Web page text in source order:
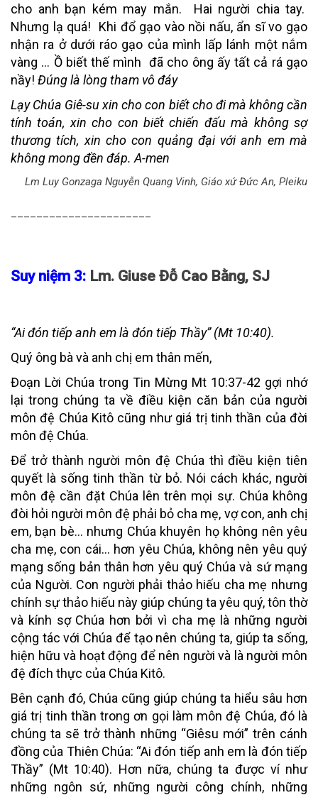
cho anh bạn kém may mắn. Hai người chia tay.
Nhưng lạ quá! Khi đổ gạo vào nồi nấu, ẩn sĩ vo gạo
nhận ra ở dưới ráo gạo của mình lấp lánh một nắm
vàng … Ồ biết thế mình đã cho ông ấy tất cả rá gạo
nầy! Đúng là lòng tham vô đáy
Lạy Chúa Giê-su xin cho con biết cho đi mà không cần
tính toán, xin cho con biết chiến đấu mà không sợ
thương tích, xin cho con quảng đại với anh em mà
không mong đền đáp. A-men
Lm Luy Gonzaga Nguyễn Quang Vinh, Giáo xứ Đức An, Pleiku
Suy niệm 3: Lm. Giuse Đỗ Cao Bằng, SJ
“Ai đón tiếp anh em là đón tiếp Thầy” (Mt 10:40).
Quý ông bà và anh chị em thân mến,
Đoạn Lời Chúa trong Tin Mừng Mt 10:37-42 gợi nhớ
lại trong chúng ta về điều kiện căn bản của người
môn đệ Chúa Kitô cũng như giá trị tinh thần của đời
môn đệ Chúa.
Để trở thành người môn đệ Chúa thì điều kiện tiên
quyết là sống tinh thần từ bỏ. Nói cách khác, người
môn đệ cần đặt Chúa lên trên mọi sự. Chúa không
đòi hỏi người môn đệ phải bỏ cha mẹ, vợ con, anh chị
em, bạn bè… nhưng Chúa khuyên họ không nên yêu
cha mẹ, con cái… hơn yêu Chúa, không nên yêu quý
mạng sống bản thân hơn yêu quý Chúa và sứ mạng
của Người. Con người phải thảo hiếu cha mẹ nhưng
chính sự thảo hiếu này giúp chúng ta yêu quý, tôn thờ
và kính sợ Chúa hơn bởi vì cha mẹ là những người
cộng tác với Chúa để tạo nên chúng ta, giúp ta sống,
hiện hữu và hoạt động để nên người và là người môn
đệ đích thực của Chúa Kitô.
Bên cạnh đó, Chúa cũng giúp chúng ta hiểu sâu hơn
giá trị tinh thần trong ơn gọi làm môn đệ Chúa, đó là
chúng ta sẽ trở thành những “Giêsu mới” trên cánh
đồng của Thiên Chúa: “Ai đón tiếp anh em là đón tiếp
Thầy” (Mt 10:40). Hơn nữa, chúng ta được ví như
những ngôn sứ, những người công chính, những